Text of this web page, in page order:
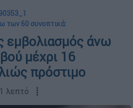
των 60 συνοπτικά:
εμβολιασμός άνω
μέχρι 16
πρόστιμο
λεπτό ┋